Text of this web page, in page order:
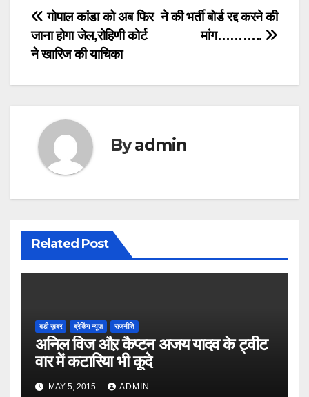
Post
navigation
ने की भर्ती बोर्ड रद्द करने की
मांग………..
गोपाल कांडा को अब फिर
जाना होगा जेल,रोहिणी कोर्ट
ने खारिज की याचिका
Byadmin
Related Post
बडी ख़बर ब्रेकिंग न्यूज़ राजनीति
अनिल विज औऱ कैप्टन अजय यादव के ट्वीट
वार में कटारिया भी कूदे
MAY 5, 2015 ADMIN